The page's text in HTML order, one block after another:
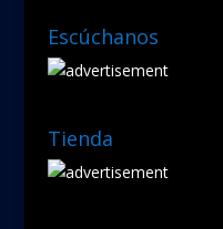
Escúchanos
Tienda